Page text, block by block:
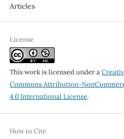
Articles
License
This work is licensed under a
Commons Attribution-
4.0 International License.
How to Cite